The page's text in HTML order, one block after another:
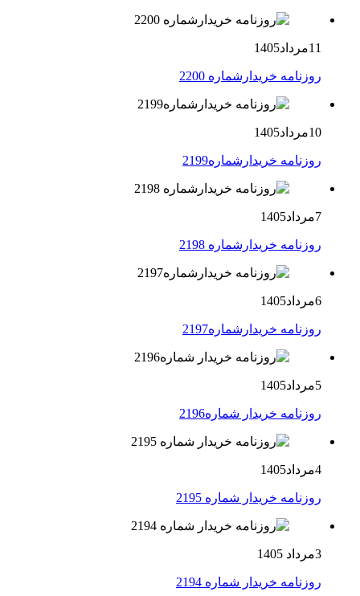
11مرداد1405
روزنامه خریدارشماره 2200
10مرداد1405
روزنامه خریدارشماره2199
7مرداد1405
روزنامه خریدارشماره 2198
6مرداد1405
روزنامه خریدارشماره2197
5مرداد1405
روزنامه خریدار شماره2196
4مرداد1405
روزنامه خریدار شماره 2195
3مرداد 1405
روزنامه خریدار شماره 2194